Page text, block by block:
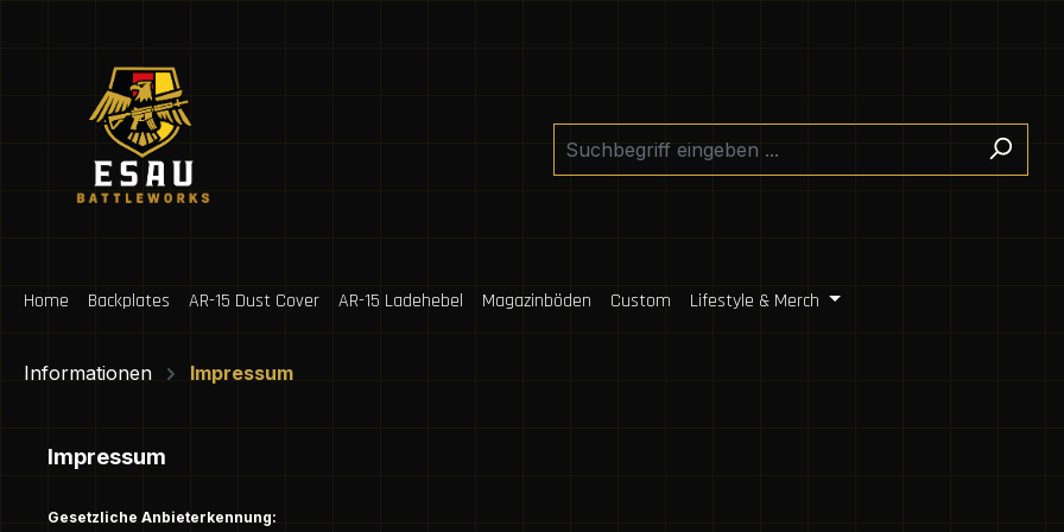
Home Backplates AR-15 Dust Cover AR-15 Ladehebel Magazinböden Custom Lifestyle & Merch
Informationen Impressum
Impressum
Gesetzliche Anbieterkennung: